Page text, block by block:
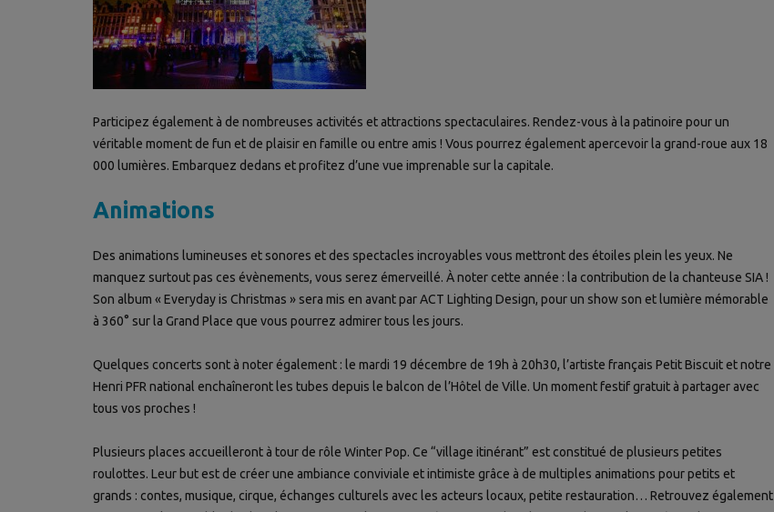
Participez également à de nombreuses activités et attractions spectaculaires. Rendez-vous à la patinoire pour un
véritable moment de fun et de plaisir en famille ou entre amis ! Vous pourrez également apercevoir la grand-roue aux 18
000 lumières. Embarquez dedans et profitez d’une vue imprenable sur la capitale.
Animations
Des animations lumineuses et sonores et des spectacles incroyables vous mettront des étoiles plein les yeux. Ne
manquez surtout pas ces évènements, vous serez émerveillé. Ànoter cette année : la contribution de la chanteuse SIA !
Son album « Everyday is Christmas » sera mis en avant par ACT Lighting Design, pour un show son et lumière mémorable
à 360° sur la Grand Place que vous pourrez admirer tous les jours.
Quelques concerts sont à noter également : le mardi 19 décembre de 19h à 20h30, l’artiste français Petit Biscuit et notre
Henri PFR national enchaîneront les tubes depuis le balcon de l’Hôtel de Ville. Un moment festif gratuit à partager avec
tous vos proches !
Plusieurs places accueilleront à tour de rôle Winter Pop. Ce “village itinérant” est constitué de plusieurs petites
roulottes. Leur but est de créer une ambiance conviviale et intimiste grâce à de multiples animations pour petits et
grands : contes, musique, cirque, échanges culturels avec les acteurs locaux, petite restauration… Retrouvez également